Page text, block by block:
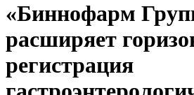
«Биннофарм
расширяет
регистрация